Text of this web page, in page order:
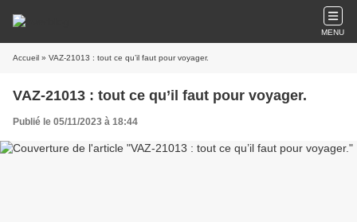
MENU
Accueil » VAZ-21013 : tout ce qu’il faut pour voyager.
VAZ-21013 : tout ce qu’il faut pour voyager.
Publié le 05/11/2023 à 18:44